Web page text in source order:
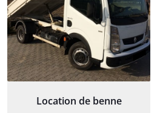
Location de benne
gravats de mon chantier.
Service rapide et efficace. Je
recommande sans
hésitation.